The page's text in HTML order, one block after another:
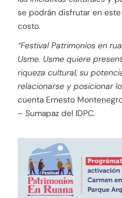
se podrán disfrutar en
costo.
“Festival Patrimonios en
Usme. Usme quiere
riqueza cultural, su
relacionarse y posicionar
cuenta Ernesto
– Sumapaz del IDPC.